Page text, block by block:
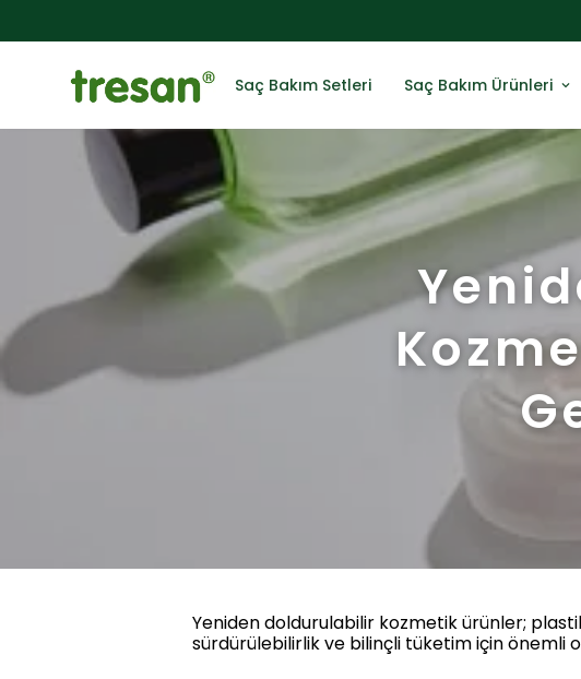
Saç Bakım Setleri Saç Bakım Ürünleri
Yeniden doldurulabilir kozmetik ürünler;
sürdürülebilirlik ve bilinçli tüketim için önemli